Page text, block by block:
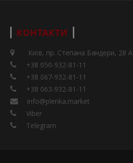
КОНТАКТИ
Київ, пр. Степана Бандери, 28 А
+38 050-932-81-11
+38 067-932-81-11
+38 063-932-81-11
info@plenka.market
Viber
Telegram